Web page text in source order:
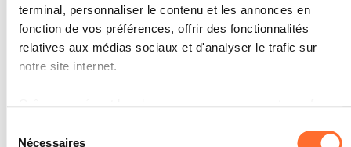
terminal, personnaliser le contenu et les annonces en
fonction de vos préférences, offrir des fonctionnalités
relatives aux médias sociaux et d'analyser le trafic sur
notre site internet.
l’exception des cookies strictement nécessaires au
Nécessaires
faisant état des méthodes de
fabrication, des machines et des outils.
SOCLES
fabriquer la pièce de travail de manière